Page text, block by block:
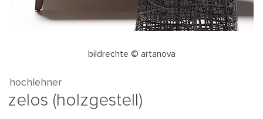
bildrechte © artanova
hochlehner
zelos (holzgestell)